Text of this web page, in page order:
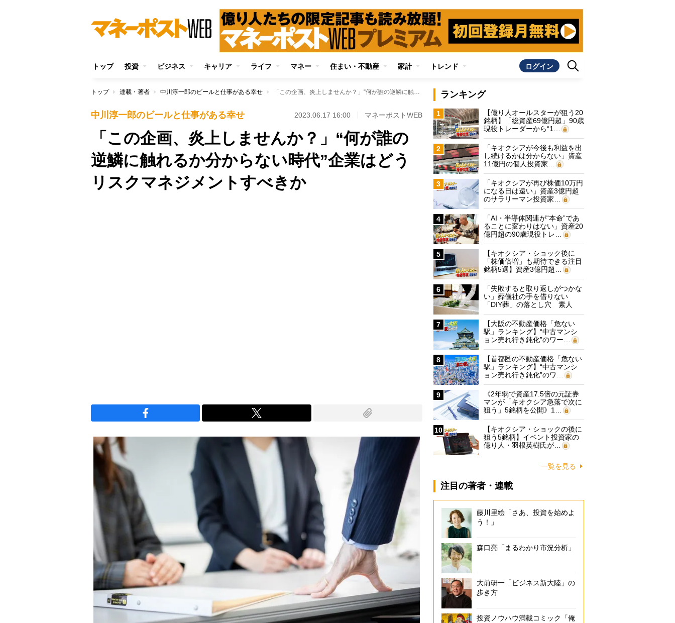
トップ 投資 ビジネス キャリア ライフ マネー 住まい・不動産 家計 トレンド ログイン
トップ 連載・著者 中川淳一郎のビールと仕事がある幸せ 「この企画、炎上しませんか？」“何が誰の逆鱗に触れるか分からない時代”企業はどうリスクマネジメントすべきか
中川淳一郎のビールと仕事がある幸せ 2023.06.17 16:00 マネーポストWEB
「この企画、炎上しませんか？」“何が誰の
逆鱗に触れるか分からない時代”企業はどう
リスクマネジメントすべきか
ランキング
1
【億り人オールスターが狙う20
銘柄】「総資産69億円超」90歳
現役トレーダーから“1…
2
「キオクシアが今後も利益を出
し続けるかは分からない」資産
11億円の個人投資家…
3
「キオクシアが再び株価10万円
になる日は遠い」資産3億円超
のサラリーマン投資家…
4
「AI・半導体関連が“本命”であ
ることに変わりはない」資産20
億円超の90歳現役トレ…
5
【キオクシア・ショック後に
「株価倍増」も期待できる注目
銘柄5選】資産3億円超…
6
「失敗すると取り返しがつかな
い」葬儀社の手を借りない
「DIY葬」の落とし穴 素人
に…
7
【大阪の不動産価格「危ない
駅」ランキング】“中古マンシ
ョン売れ行き鈍化”のワー…
8
【首都圏の不動産価格「危ない
駅」ランキング】“中古マンシ
ョン売れ行き鈍化”のワ…
9
《2年弱で資産17.5倍の元証券
マンが「キオクシア急落で次に
狙う」5銘柄を公開》1…
10
【キオクシア・ショックの後に
狙う5銘柄】イベント投資家の
億り人・羽根英樹氏が…
一覧を見る
注目の著者・連載
藤川里絵「さあ、投資を始めよ
う！」
森口亮「まるわかり市況分析」
大前研一「ビジネス新大陸」の
歩き方
投資ノウハウ満載コミック「俺